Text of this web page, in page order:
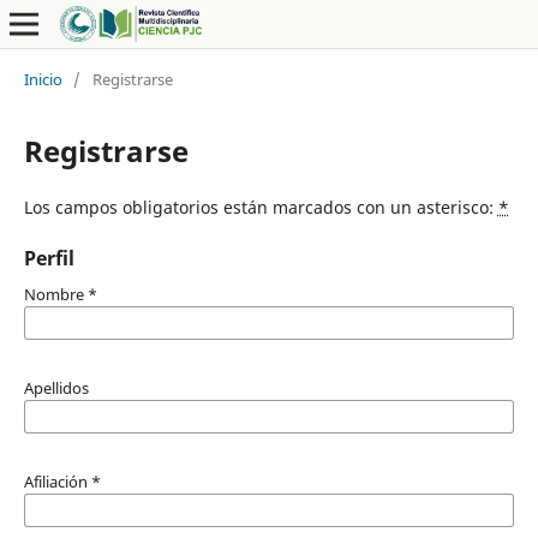
Inicio / Registrarse
Registrarse
Los campos obligatorios están marcados con un asterisco: *
Perfil
Nombre *
Apellidos
Afiliación *